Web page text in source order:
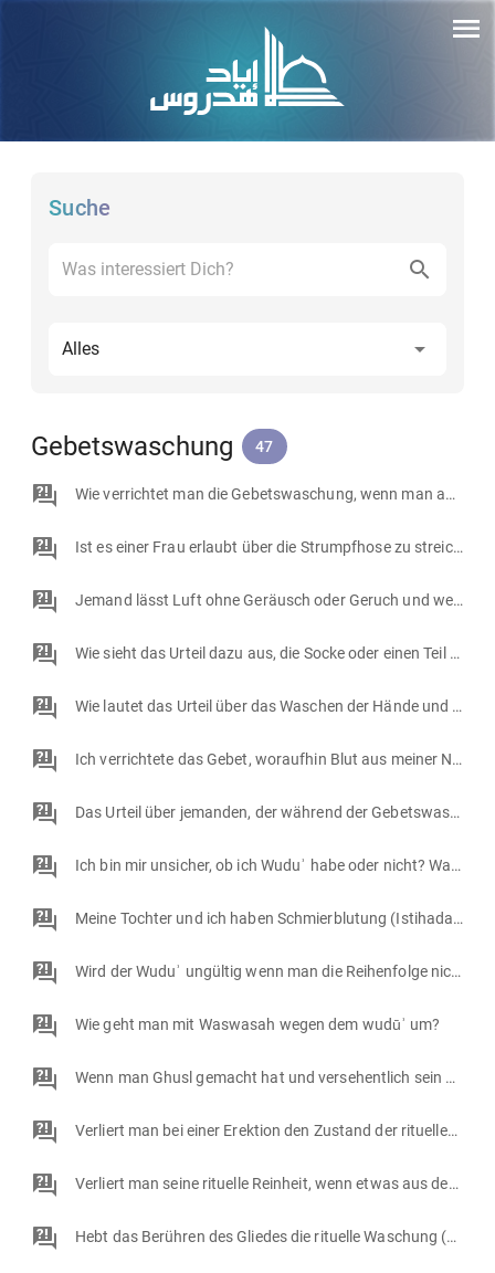
Suche
Alles
Gebetswaschung 47
Wie verrichtet man die Gebetswaschung, wenn man aufgrund von einem Nagelpilz ein Pflaster trägt?
Ist es einer Frau erlaubt über die Strumpfhose zu streichen, wenn sie die rituelle Waschung vornimmt?
Jemand lässt Luft ohne Geräusch oder Geruch und weiß nicht, ob man die rituelle Waschung verloren hat
Wie sieht das Urteil dazu aus, die Socke oder einen Teil davon auszuziehen, um eine Stelle am Fuß zu kratzen oder um etwas zu entfernen wie z.B. einen kleinen Stein oder etwas Gleichartiges (vom Inneren der Socken)?
Wie lautet das Urteil über das Waschen der Hände und des Gesichts während der rituellen Waschung (al-Wudu) mit Seife?
Ich verrichtete das Gebet, woraufhin Blut aus meiner Nase austrat. Ist mein Gebet ungültig geworden?
Das Urteil über jemanden, der während der Gebetswaschung (wuduʾ) nicht mehr weiß, wie oft die Stelle gewaschen wurde
Ich bin mir unsicher, ob ich Wuduʾ habe oder nicht? Was kann ich tun?
Meine Tochter und ich haben Schmierblutung (Istihadah). Wenn wir zu Hause Wuduʾ fürs Gebet (ʿEid Gebet) machen und dann ca. 1,5 Stunden zur Moschee fahren, und dort auf das Gebet warten, ist unser Wuduʾ dann noch gültig? Wegen Corona können wir kein Wuduʾ in der Moschee machen.
Wird der Wuduʾ ungültig wenn man die Reihenfolge nicht einhält ?
Wie geht man mit Waswasah wegen dem wudūʾ um?
Wenn man Ghusl gemacht hat und versehentlich sein Geschlechtsteil ohne sexuelle Absicht berührte, ist dann das Ghusl ungültig?
Verliert man bei einer Erektion den Zustand der rituellen Reinheit (wudūʾ)?
Verliert man seine rituelle Reinheit, wenn etwas aus dem Geschlechtsteil heraustritt?
Hebt das Berühren des Gliedes die rituelle Waschung (wudūʾ) auf?